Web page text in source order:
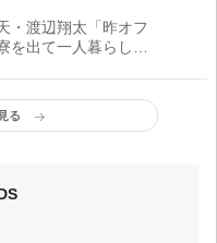
・渡辺翔太「昨オフ
を出て一人暮らしを
安でしたが、意外と
夫でした」／一人暮
る